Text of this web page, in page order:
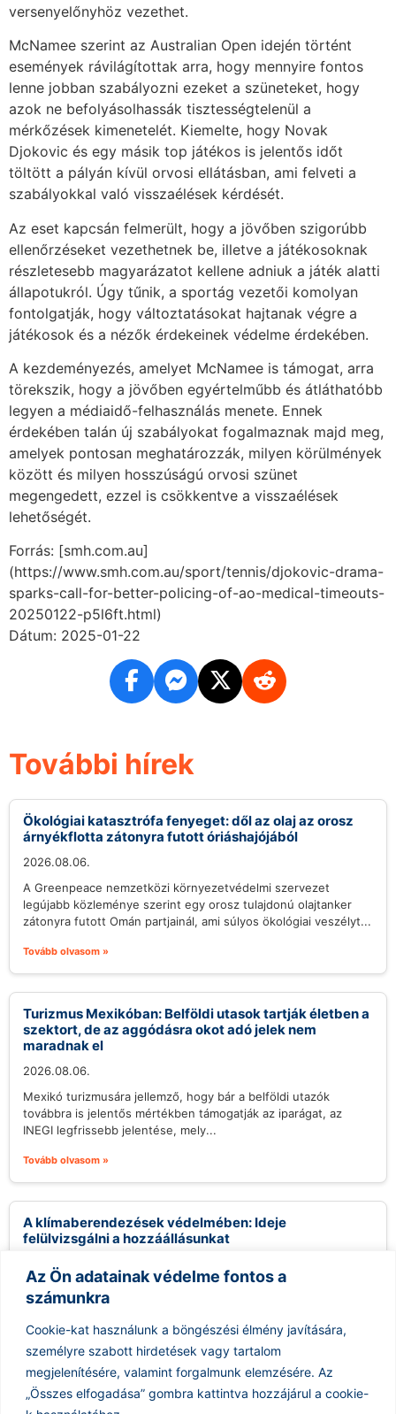
Az Ön adatainak védelme fontos a
számunkra
Cookie-kat használunk a böngészési élmény javítására,
személyre szabott hirdetések vagy tartalom
megjelenítésére, valamint forgalmunk elemzésére. Az
„Összes elfogadása” gombra kattintva hozzájárul a cookie-
versenyelőnyhöz vezethet.
McNamee szerint az Australian Open idején történt
események rávilágítottak arra, hogy mennyire fontos
lenne jobban szabályozni ezeket a szüneteket, hogy
azok ne befolyásolhassák tisztességtelenül a
mérkőzések kimenetelét. Kiemelte, hogy Novak
Djokovic és egy másik top játékos is jelentős időt
töltött a pályán kívül orvosi ellátásban, ami felveti a
szabályokkal való visszaélések kérdését.
Az eset kapcsán felmerült, hogy a jövőben szigorúbb
ellenőrzéseket vezethetnek be, illetve a játékosoknak
részletesebb magyarázatot kellene adniuk a játék alatti
állapotukról. Úgy tűnik, a sportág vezetői komolyan
fontolgatják, hogy változtatásokat hajtanak végre a
játékosok és a nézők érdekeinek védelme érdekében.
A kezdeményezés, amelyet McNamee is támogat, arra
törekszik, hogy a jövőben egyértelműbb és átláthatóbb
legyen a médiaidő-felhasználás menete. Ennek
érdekében talán új szabályokat fogalmaznak majd meg,
amelyek pontosan meghatározzák, milyen körülmények
között és milyen hosszúságú orvosi szünet
megengedett, ezzel is csökkentve a visszaélések
lehetőségét.
Forrás: [smh.com.au]
(https://www.smh.com.au/sport/tennis/djokovic-drama-
sparks-call-for-better-policing-of-ao-medical-timeouts-
20250122-p5l6ft.html)
Dátum: 2025-01-22
További hírek
Ökológiai katasztrófa fenyeget: dől az olaj az orosz
árnyékflotta zátonyra futott óriáshajójából
2026.08.06.
A Greenpeace nemzetközi környezetvédelmi szervezet
legújabb közleménye szerint egy orosz tulajdonú olajtanker
zátonyra futott Omán partjainál, ami súlyos ökológiai veszélyt...
Tovább olvasom »
Turizmus Mexikóban: Belföldi utasok tartják életben a
szektort, de az aggódásra okot adó jelek nem
maradnak el
2026.08.06.
Mexikó turizmusára jellemző, hogy bár a belföldi utazók
továbbra is jelentős mértékben támogatják az iparágat, az
INEGI legfrissebb jelentése, mely...
Tovább olvasom »
A klímaberendezések védelmében: Ideje
felülvizsgálni a hozzáállásunkat
A klímaberendezések használata sokak számára
ellentmondásos kérdést jelent, különösen a környezettudatos
közösségekben. Gyakran hallani kritikákat, melyek szerint a
légkondicionálók felesleges...
Tovább olvasom »